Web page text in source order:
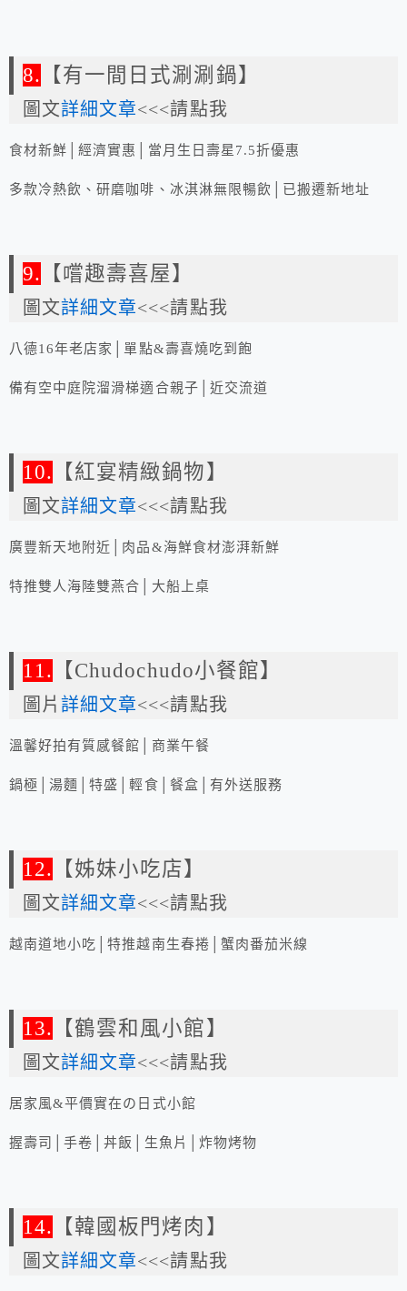
8. 【有一間日式涮涮鍋】
圖文詳細文章<<<請點我
食材新鮮│經濟實惠│當月生日壽星7.5折優惠
多款冷熱飲、研磨咖啡、冰淇淋無限暢飲│已搬遷新地址
9. 【嚐趣壽喜屋】
圖文詳細文章<<<請點我
八德16年老店家│單點&壽喜燒吃到飽
備有空中庭院溜滑梯適合親子│近交流道
10. 【紅宴精緻鍋物】
圖文詳細文章<<<請點我
廣豐新天地附近│肉品&海鮮食材澎湃新鮮
特推雙人海陸雙燕合│大船上桌
11. 【Chudochudo小餐館】
圖片詳細文章<<<請點我
溫馨好拍有質感餐館│商業午餐
鍋極│湯麵│特盛│輕食│餐盒│有外送服務
12. 【姊妹小吃店】
圖文詳細文章<<<請點我
越南道地小吃│特推越南生春捲│蟹肉番茄米線
13. 【鶴雲和風小館】
圖文詳細文章<<<請點我
居家風&平價實在の日式小館
握壽司│手卷│丼飯│生魚片│炸物烤物
14. 【韓國板門烤肉】
圖文詳細文章<<<請點我